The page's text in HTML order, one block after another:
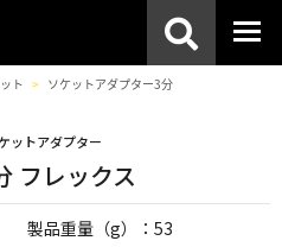
ト
ソケットアダプター3分
ットアダプター
フレックス
製品重量（g）：53